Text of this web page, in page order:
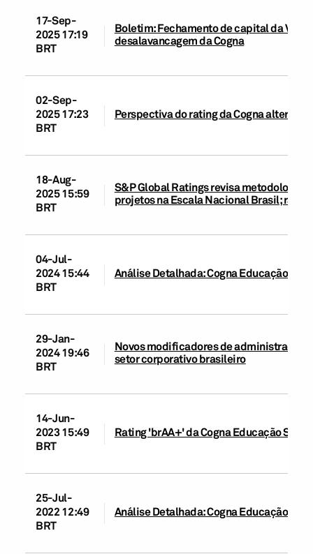
17-Sep-
2025 17:19
BRT
Boletim: Fechamento de capital da
desalavancagem da Cogna
02-Sep-
2025 17:23
BRT
Perspectiva do rating da Cogna alterada
18-Aug-
2025 15:59
BRT
S&P Global Ratings revisa
projetos na Escala Nacional Brasil;
04-Jul-
2024 15:44
BRT
Análise Detalhada: Cogna Educação S.A.
29-Jan-
2024 19:46
BRT
Novos modificadores de administração
setor corporativo brasileiro
14-Jun-
2023 15:49
BRT
Rating 'brAA+' da Cogna Educação S.A.
25-Jul-
2022 12:49
BRT
Análise Detalhada: Cogna Educação S.A.